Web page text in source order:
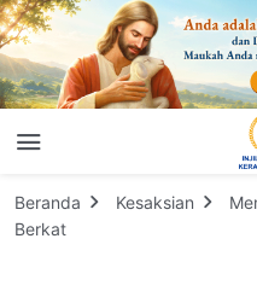
Beranda Kesaksian
Berkat